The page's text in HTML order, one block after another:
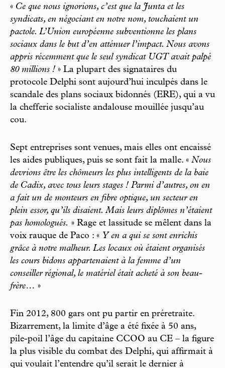
« Ce que nous ignorions, c’est que la Junta et les
syndicats, en négociant en notre nom, touchaient un
pactole. L’Union européenne subventionne les plans
sociaux dans le but d’en atténuer l’impact. Nous avons
appris récemment que le seul syndicat UGT avait palpé
80 millions ! » La plupart des signataires du
protocole Delphi sont aujourd’hui inculpés dans le
scandale des plans sociaux bidonnés (ERE), qui a vu
la chefferie socialiste andalouse mouillée jusqu’au
cou.
Sept entreprises sont venues, mais elles ont encaissé
les aides publiques, puis se sont fait la malle. « Nous
devrions être les chômeurs les plus intelligents de la baie
de Cadix, avec tous leurs stages ! Parmi d’autres, on en
a fait un de monteurs en fibre optique, un secteur en
plein essor, qu’ils disaient. Mais leurs diplômes n’étaient
pas homologués. » Rage et lassitude se mêlent dans la
voix rauque de Paco : « Y en a qui se sont enrichis
grâce à notre malheur. Les locaux où étaient organisés
les cours bidons appartenaient à la femme d’un
conseiller régional, le matériel était acheté à son beau-
frère… »
Fin 2012, 800 gars ont pu partir en préretraite.
Bizarrement, la limite d’âge a été fixée à 50 ans,
pile-poil l’âge du capitaine CCOO au CE – la figure
la plus visible du combat des Delphi, qui affirmait à
qui voulait l’entendre qu’il serait le dernier à